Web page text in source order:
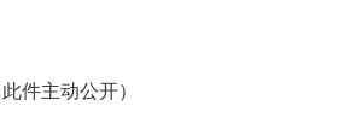
主动公开）